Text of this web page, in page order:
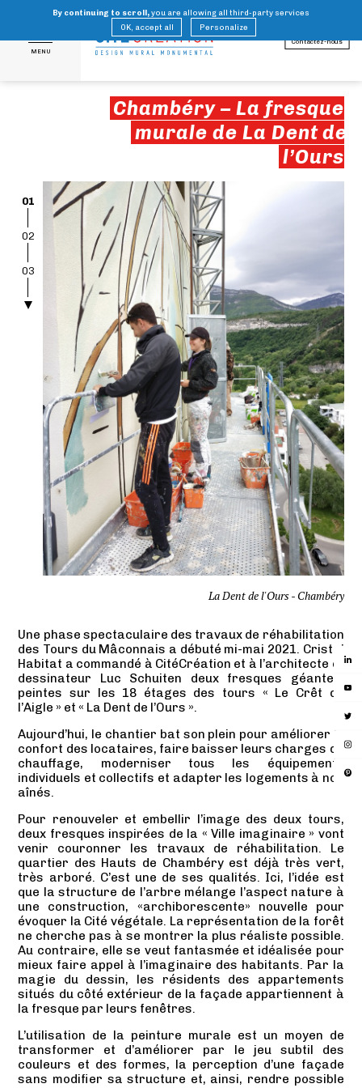
MENU
Contactez-nous
FR
Chambéry – La fresque
murale de La Dent de
l’Ours
Une phase spectaculaire des travaux de réhabilitation
des Tours du Mâconnais a débuté mi-mai 2021. Cristal
Habitat a commandé à CitéCréation et à l’architecte et
dessinateur Luc Schuiten deux fresques géantes,
peintes sur les 18 étages des tours « Le Crêt de
l’Aigle » et « La Dent de l’Ours ».
Aujourd’hui, le chantier bat son plein pour améliorer le
confort des locataires, faire baisser leurs charges de
chauffage, moderniser tous les équipements
individuels et collectifs et adapter les logements à nos
aînés.
Pour renouveler et embellir l’image des deux tours,
deux fresques inspirées de la « Ville imaginaire » vont
venir couronner les travaux de réhabilitation. Le
quartier des Hauts de Chambéry est déjà très vert,
très arboré. C’est une de ses qualités. Ici, l’idée est
que la structure de l’arbre mélange l’aspect nature à
une construction, «archiborescente» nouvelle pour
évoquer la Cité végétale. La représentation de la forêt
ne cherche pas à se montrer la plus réaliste possible.
Au contraire, elle se veut fantasmée et idéalisée pour
mieux faire appel à l’imaginaire des habitants. Par la
magie du dessin, les résidents des appartements
situés du côté extérieur de la façade appartiennent à
la fresque par leurs fenêtres.
L’utilisation de la peinture murale est un moyen de
transformer et d’améliorer par le jeu subtil des
couleurs et des formes, la perception d’une façade
sans modifier sa structure et, ainsi, rendre possible
01
02
03
04
La Dent de l'Ours - Chambéry
By continuing to scroll,you are allowing all third-party services
OK, accept all
Personalize